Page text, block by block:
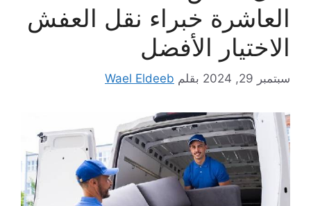
العاشرة خبراء نقل العفش
الاختيار الأفضل
سبتمبر 29, 2024 بقلم Wael Eldeeb